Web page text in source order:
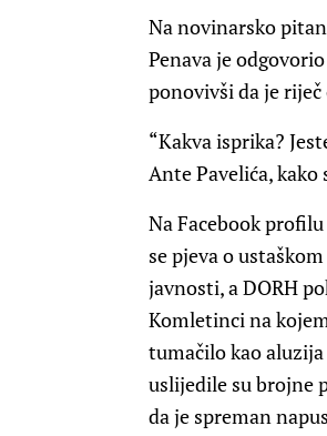
Na novinarsko
Penava je
ponovivši da je
“Kakva isprika?
Ante Pavelića,
Na Facebook
se pjeva o
javnosti, a DORH
Komletinci na
tumačilo kao
uslijedile su brojne
da je spreman